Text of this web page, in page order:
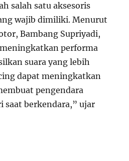
salah satu aksesoris
wajib dimiliki. Menurut
Bambang Supriyadi,
performa
suara yang lebih
dapat meningkatkan
pengendara
saat berkendara,” ujar